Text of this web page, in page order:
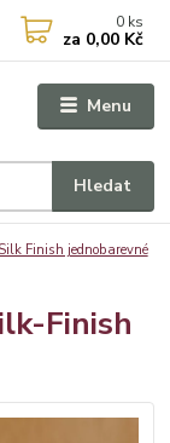
Menu
Hledat
0 ks
za 0,00 Kč
Silk Finish jednobarevné
Finish